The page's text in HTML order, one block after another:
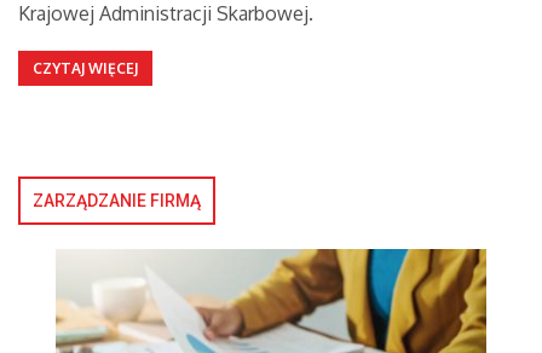
Krajowej Administracji Skarbowej.
CZYTAJ WIĘCEJ
ZARZĄDZANIE FIRMĄ